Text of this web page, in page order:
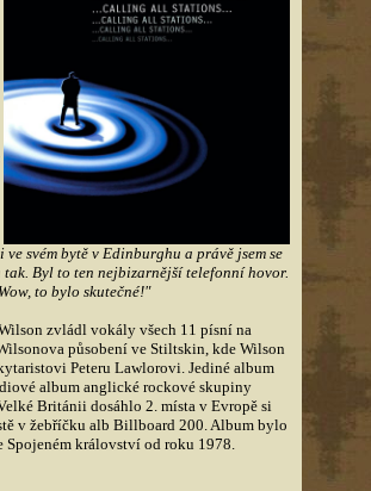
ve svém bytě v Edinburghu a právě jsem se
Byl to ten nejbizarnější telefonní hovor.
to bylo skutečné!"
zvládl vokály všech 11 písní na
působení ve Stiltskin, kde Wilson
Peteru Lawlorovi. Jediné album
album anglické rockové skupiny
Británii dosáhlo 2. místa v Evropě si
v žebříčku alb Billboard 200. Album bylo
Spojeném království od roku 1978.